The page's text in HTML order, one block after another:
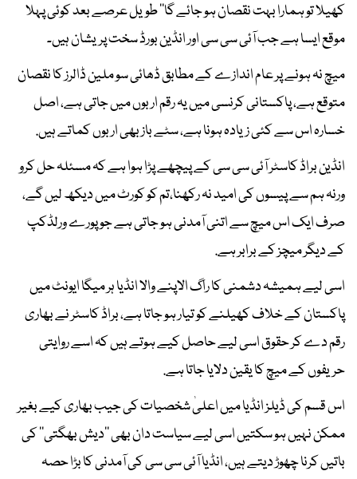
کھیلا تو ہمارا بہت نقصان ہو جائے گا‘‘ طویل عرصے بعد کوئی پہلا
موقع ایسا ہے جب آئی سی سی اور انڈین بورڈ سخت پریشان ہیں۔
میچ نہ ہونے پر عام اندازے کے مطابق ڈھائی سو ملین ڈالرز کا نقصان
متوقع ہے، پاکستانی کرنسی میں یہ رقم اربوں میں جاتی ہے، اصل
خسارہ اس سے کئی زیادہ ہونا ہے، سٹے باز بھی اربوں کماتے ہیں.
انڈین براڈ کاسٹر آئی سی سی کے پیچھے پڑا ہوا ہے کہ مسئلہ حل کرو
ورنہ ہم سے پیسوں کی امید نہ رکھنا،تم کو کورٹ میں دیکھ لیں گے،
صرف ایک اس میچ سے اتنی آمدنی ہو جاتی ہے جو پورے ورلڈکپ
کے دیگر میچز کے برابر ہے.
اسی لیے ہمیشہ دشمنی کا راگ الاپنے والا انڈیا ہر میگا ایونٹ میں
پاکستان کے خلاف کھیلنے کو تیار ہو جاتا ہے، براڈ کاسٹر نے بھاری
رقم دے کر حقوق اسی لیے حاصل کیے ہوتے ہیں کہ اسے روایتی
حریفوں کے میچ کا یقین دلایا جاتا ہے.
اس قسم کی ڈیلز انڈیا میں اعلیٰ شخصیات کی جیب بھاری کیے بغیر
ممکن نہیں ہو سکتیں اسی لیے سیاست دان بھی ’’دیش بھگتی‘‘ کی
باتیں کرنا چھوڑ دیتے ہیں، انڈیا آئی سی سی کی آمدنی کا بڑا حصہ